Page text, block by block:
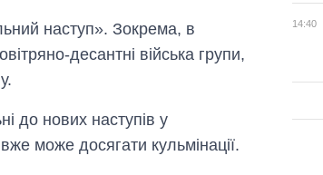
наступ». Зокрема, в
десантні війська групи,
до нових наступів у
може досягати кульмінації.
14:40